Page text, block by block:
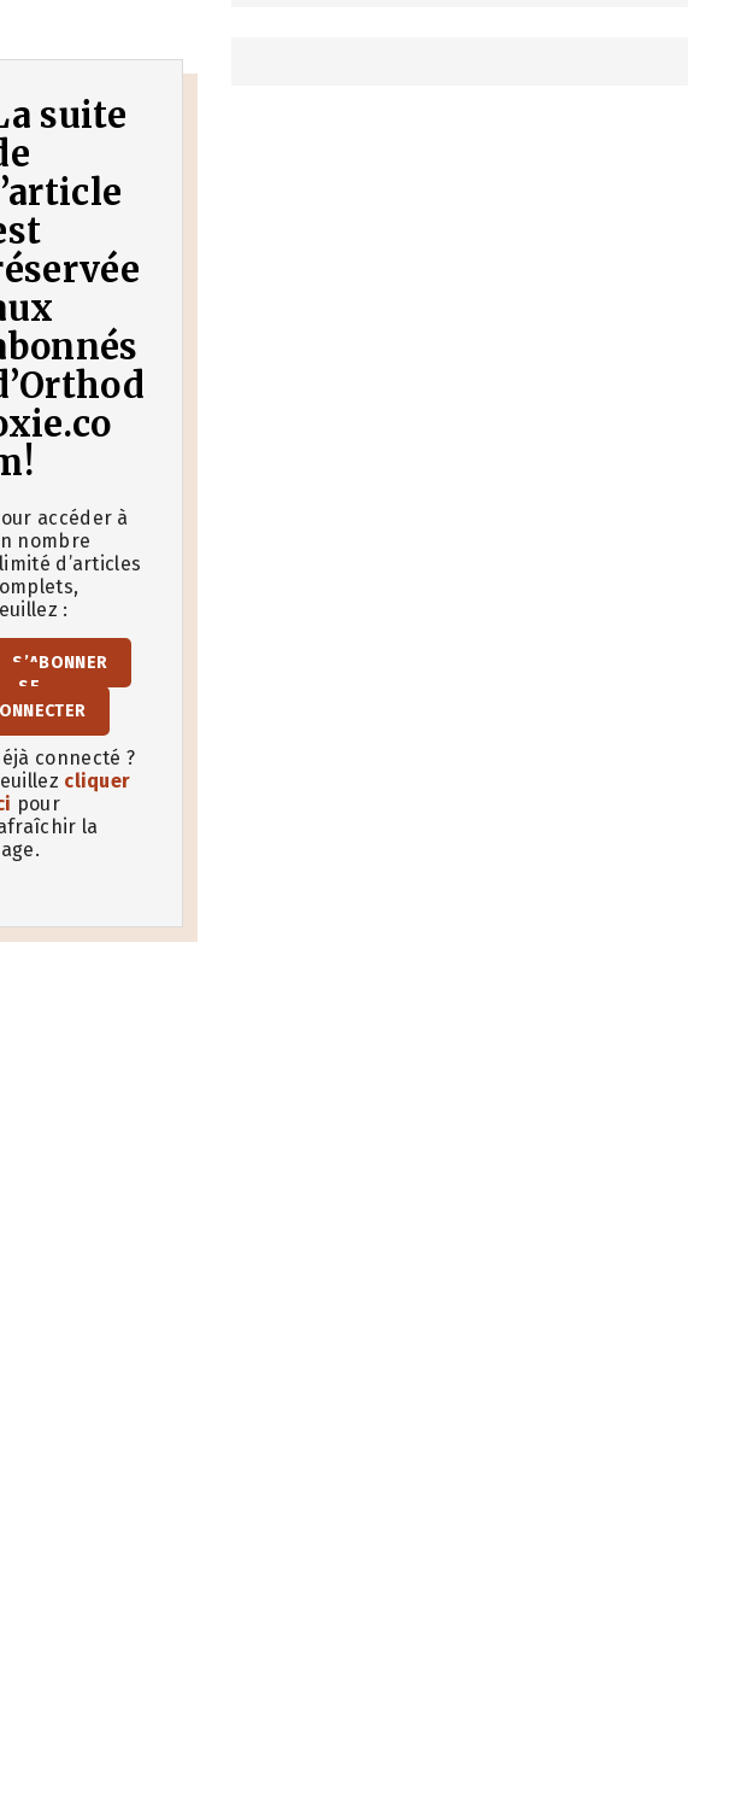
suite
accéder à
nombre
d’articles
:
S’ABONNER
SE
connecté ?
cliquer
pour
la